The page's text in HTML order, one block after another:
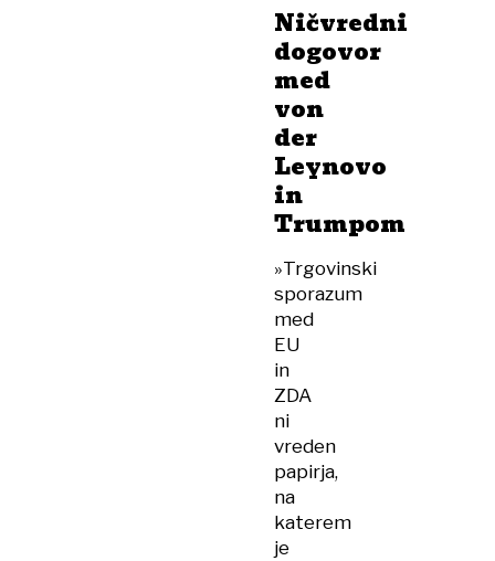
Ničvredni
dogovor
med
von
der
Leynovo
in
Trumpom
»Trgovinski
sporazum
med
EU
in
ZDA
ni
vreden
papirja,
na
katerem
je